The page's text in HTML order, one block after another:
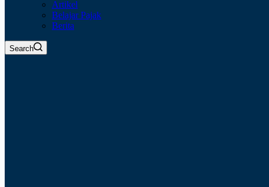
Artikel
Belajar Pajak
Berita
Search